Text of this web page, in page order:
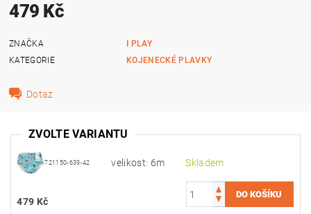
479 Kč
ZNAČKA
I PLAY
KATEGORIE
KOJENECKÉ PLAVKY
Dotaz
ZVOLTE VARIANTU
721150-639-42 velikost: 6m Skladem
479 Kč